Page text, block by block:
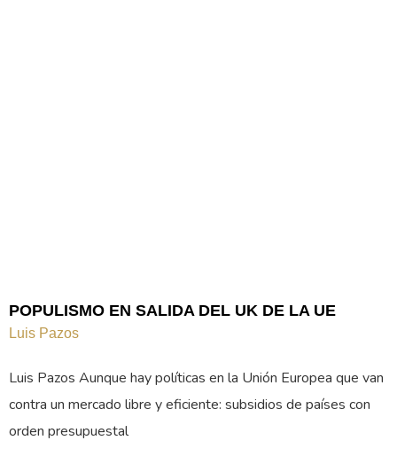
POPULISMO EN SALIDA DEL UK DE LA UE
Luis Pazos
Luis Pazos Aunque hay políticas en la Unión Europea que van
contra un mercado libre y eficiente: subsidios de países con
orden presupuestal